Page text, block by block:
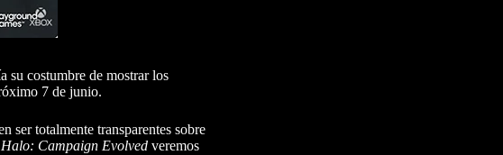
su costumbre de mostrar los
7 de junio.
ser totalmente transparentes sobre
Halo: Campaign Evolved veremos